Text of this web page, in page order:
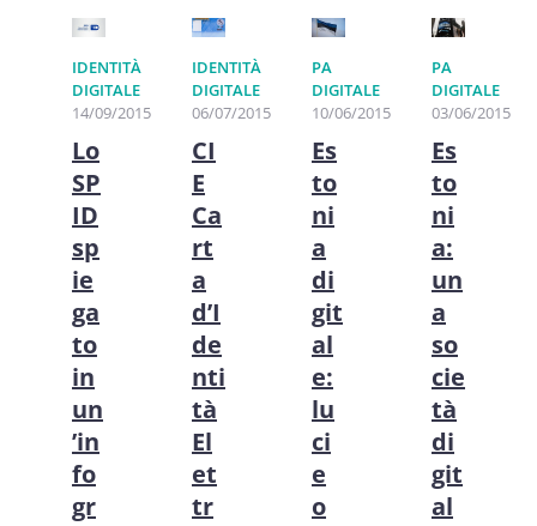
IDENTITÀ
DIGITALE
14/09/2015
Lo
SP
ID
sp
ie
ga
to
in
un
’in
fo
gr
IDENTITÀ
DIGITALE
06/07/2015
CI
E
Ca
rt
a
d’I
de
nti
tà
El
et
tr
PA
DIGITALE
10/06/2015
Es
to
ni
a
di
git
al
e:
lu
ci
e
o
PA
DIGITALE
03/06/2015
Es
to
ni
a:
un
a
so
cie
tà
di
git
al